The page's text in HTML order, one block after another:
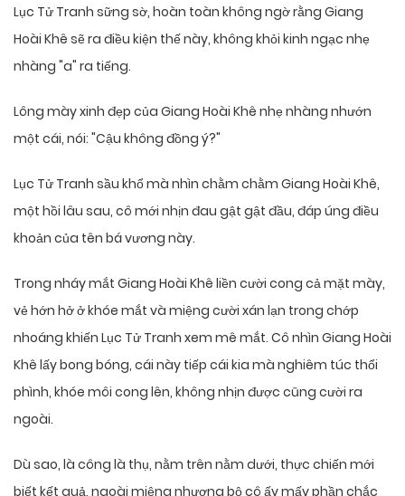
Lục Tử Tranh sững sờ, hoàn toàn không ngờ rằng Giang
Hoài Khê sẽ ra điều kiện thế này, không khỏi kinh ngạc nhẹ
nhàng "a" ra tiếng.
Lông mày xinh đẹp của Giang Hoài Khê nhẹ nhàng nhướn
một cái, nói: "Cậu không đồng ý?"
Lục Tử Tranh sầu khổ mà nhìn chằm chằm Giang Hoài Khê,
một hồi lâu sau, cô mới nhịn đau gật gật đầu, đáp úng điều
khoản của tên bá vương này.
Trong nháy mắt Giang Hoài Khê liền cười cong cả mặt mày,
vẻ hớn hở ở khóe mắt và miệng cười xán lạn trong chớp
nhoáng khiến Lục Tử Tranh xem mê mắt. Cô nhìn Giang Hoài
Khê lấy bong bóng, cái này tiếp cái kia mà nghiêm túc thổi
phình, khóe môi cong lên, không nhịn được cũng cười ra
ngoài.
Dù sao, là công là thụ, nằm trên nằm dưới, thực chiến mới
biết kết quả, ngoài miệng nhượng bộ cô ấy mấy phần chắc